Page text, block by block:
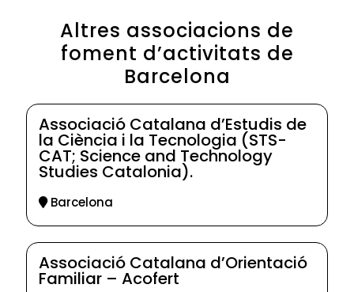
Altres associacions de
foment d’activitats de
Barcelona
Associació Catalana d’Estudis de
la Ciència i la Tecnologia (STS-
CAT; Science and Technology
Studies Catalonia).
Barcelona
Associació Catalana d’Orientació
Familiar – Acofert